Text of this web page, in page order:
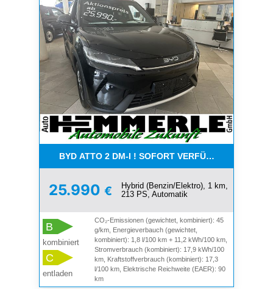
BYD ATTO 2 DM-I ! SOFORT VERFÜGBAR ! 38%
25.990 €
Hybrid (Benzin/Elektro), 1 km,
213 PS, Automatik
B
kombiniert
C
entladen
CO₂-Emissionen (gewichtet, kombiniert): 45
g/km, Energieverbauch (gewichtet,
kombiniert): 1,8 l/100 km + 11,2 kWh/100 km,
Stromverbrauch (kombiniert): 17,9 kWh/100
km, Kraftstoffverbrauch (kombiniert): 17,3
l/100 km, Elektrische Reichweite (EAER): 90
km